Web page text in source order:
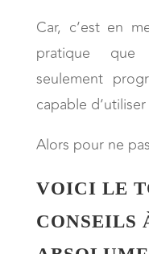
Car, c’est en
pratique
seulement
capable
Alors pour ne
VOICI LE
CONSEILS